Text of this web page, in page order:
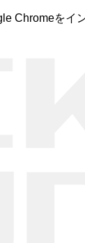
Chromeをイ